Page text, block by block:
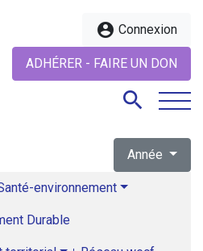
account_circle Connexion
ADHÉRER - FAIRE UN DON
search
Année
environnement
Durable